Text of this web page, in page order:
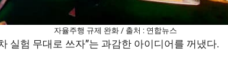
자율주행 규제 완화 / 출처 : 연합뉴스
실험 무대로 쓰자”는 과감한 아이디어를 꺼냈다.